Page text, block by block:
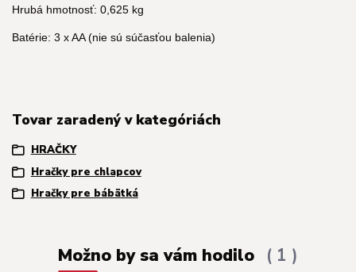
Hrubá hmotnosť: 0,625 kg
Batérie: 3 x AA (nie sú súčasťou balenia)
Tovar zaradený v kategóriách
HRAČKY
Hračky pre chlapcov
Hračky pre bábätká
Možno by sa vám hodilo 1